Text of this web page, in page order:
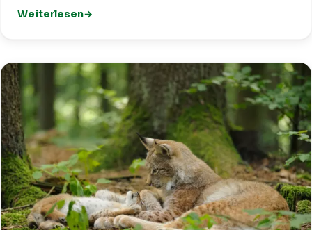
Weiterlesen
: 85. Geburtstag von Heinz Haynaly – der TCI gratuliert